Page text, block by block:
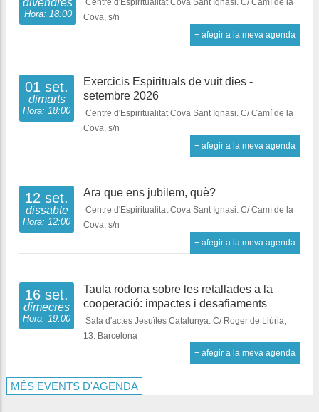
divendres
Hora: 18:00
Centre d'Espiritualitat Cova Sant Ignasi. C/ Camí de la
Cova, s/n
+ afegir a la meva agenda
01 set.
dimarts
Hora: 18:00
Exercicis Espirituals de vuit dies -
setembre 2026
Centre d'Espiritualitat Cova Sant Ignasi. C/ Camí de la
Cova, s/n
+ afegir a la meva agenda
12 set.
dissabte
Hora: 12:00
Ara que ens jubilem, què?
Centre d'Espiritualitat Cova Sant Ignasi. C/ Camí de la
Cova, s/n
+ afegir a la meva agenda
16 set.
dimecres
Hora: 19:00
Taula rodona sobre les retallades a la
cooperació: impactes i desafiaments
Sala d'actes Jesuïtes Catalunya. C/ Roger de Llúria,
13. Barcelona
+ afegir a la meva agenda
MÉS EVENTS D'AGENDA